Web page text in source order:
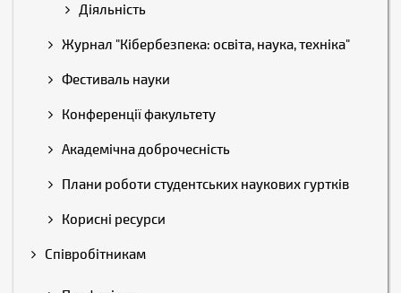
Діяльність
Журнал "Кібербезпека: освіта, наука, техніка"
Фестиваль науки
Конференції факультету
Академічна доброчесність
Плани роботи студентських наукових гуртків
Корисні ресурси
Співробітникам